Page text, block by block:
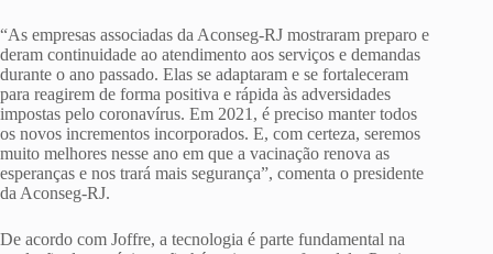
“As empresas associadas da Aconseg-RJ mostraram preparo e
deram continuidade ao atendimento aos serviços e demandas
durante o ano passado. Elas se adaptaram e se fortaleceram
para reagirem de forma positiva e rápida às adversidades
impostas pelo coronavírus. Em 2021, é preciso manter todos
os novos incrementos incorporados. E, com certeza, seremos
muito melhores nesse ano em que a vacinação renova as
esperanças e nos trará mais segurança”, comenta o presidente
da Aconseg-RJ.
De acordo com Joffre, a tecnologia é parte fundamental na